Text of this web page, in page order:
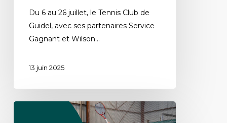
Du 6 au 26 juillet, le Tennis Club de
Guidel, avec ses partenaires Service
Gagnant et Wilson…
13 juin 2025